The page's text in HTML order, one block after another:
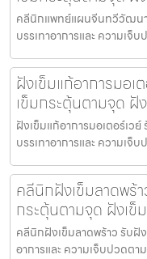
คลีนิกแพทย์แผนจีนทวีวัฒนา
บรรเทาอาการและ ความเ
ฝังเข็มแก้อาการมอเ
เข็มกระตุ้นตามจุด ฝั
ฝังเข็มแก้อาการมอเตอร์เว
บรรเทาอาการและ ความเจ็
คลีนิกฝังเข็มลาดพร้
กระตุ้นตามจุด ฝังเข็
คลีนิกฝังเข็มลาดพร้าว รับฝั
อาการและ ความเจ็บปวดต